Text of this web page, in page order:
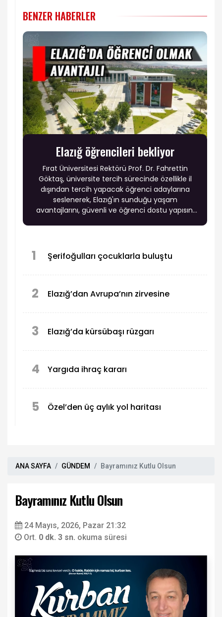
BENZER HABERLER
Elazığ öğrencileri bekliyor
Fırat Üniversitesi Rektörü Prof. Dr. Fahrettin
Göktaş, üniversite tercih sürecinde özellikle il
dışından tercih yapacak öğrenci adaylarına
seslenerek, Elazığ'ın sunduğu yaşam
avantajlarını, güvenli ve öğrenci dostu yapısını
1 Şerifoğulları çocuklarla buluştu
2 Elazığ’dan Avrupa’nın zirvesine
3 Elazığ’da kürsübaşı rüzgarı
4 Yargıda ihraç kararı
5 Özel’den üç aylık yol haritası
ANA SAYFA GÜNDEM Bayramınız Kutlu Olsun
Bayramınız Kutlu Olsun
24 Mayıs, 2026, Pazar 21:32
Ort. 0 dk. 3 sn. okuma süresi